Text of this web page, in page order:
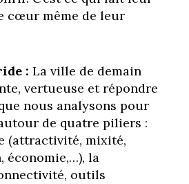
cœur même de leur
: La ville de demain
vertueuse et répondre
nous analysons pour
de quatre piliers :
(attractivité, mixité,
économie,…), la
outils